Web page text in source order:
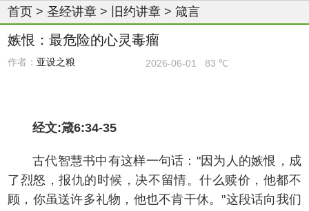
首页 > 圣经讲章 > 旧约讲章 > 箴言
嫉恨：最危险的心灵毒瘤
作者： 亚设之粮 2026-06-01 83 ℃
经文:箴6:34-35
古代智慧书中有这样一句话："因为人的嫉恨，成
了烈怒，报仇的时候，决不留情。什么赎价，他都不
顾，你虽送许多礼物，他也不肯干休。"这段话向我们